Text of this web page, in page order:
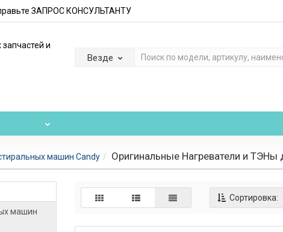
ЗАПРОС КОНСУЛЬТАНТУ
Везде
машин Candy Оригинальные Нагреватели и
машин
Сортировка: